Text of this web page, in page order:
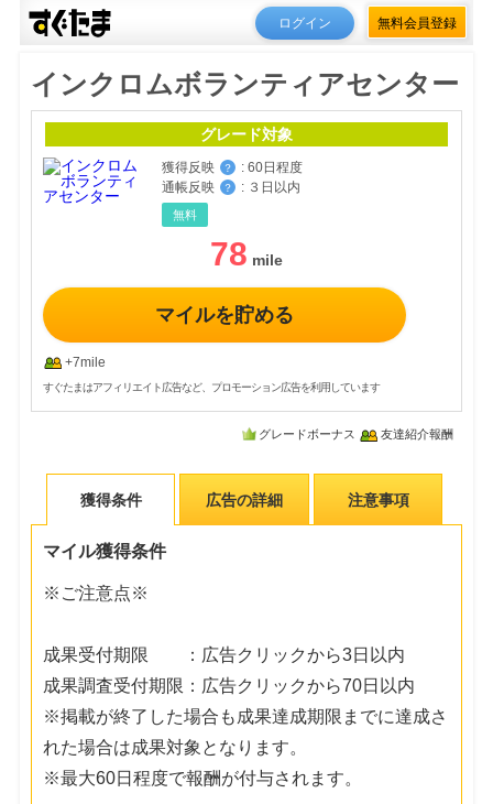
ログイン 無料会員登録
インクロムボランティアセンター
グレード対象
獲得反映 ？ : 60日程度
通帳反映
？ : ３日以内
無料
78
マイルを貯める
+7mile
すぐたまはアフィリエイト広告など、プロモーション広告を利用しています
グレードボーナス 友達紹介報酬
獲得条件 広告の詳細 注意事項
マイル獲得条件
※ご注意点※
成果受付期限 ：広告クリックから3日以内
成果調査受付期限：広告クリックから70日以内
※掲載が終了した場合も成果達成期限までに達成さ
れた場合は成果対象となります。
※最大60日程度で報酬が付与されます。